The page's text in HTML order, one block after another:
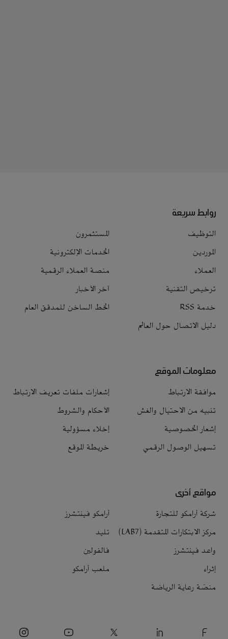
روابط سريعة
التوظيف
المستثمرون
الموردين
الخدمات الإلكترونية
العملاء
منصة العملاء الرقمية
ترخيص التقنية
آخر الأخبار
خدمة RSS
الخط الساخن للمدقق العام
دليل الاتصال حول العالم
معلومات الموقع
موافقة الارتباط
إشعارات ملفات تعريف الارتباط
تنبيه من الاحتيال والغش
الأحكام والشروط
إشعار الخصوصية
إخلاء مسؤولية
تسهيل الوصول الرقمي
خريطة الموقع
مواقع أخرى
شركة أرامكو للتجارة
أرامكو فينتشرز
مركز الابتكارات المتقدمة (LAB7)
تليد
واعد فينتشرز
فالفولين
إثراء
ملعب أرامكو
منصّة رعاية الرياضة